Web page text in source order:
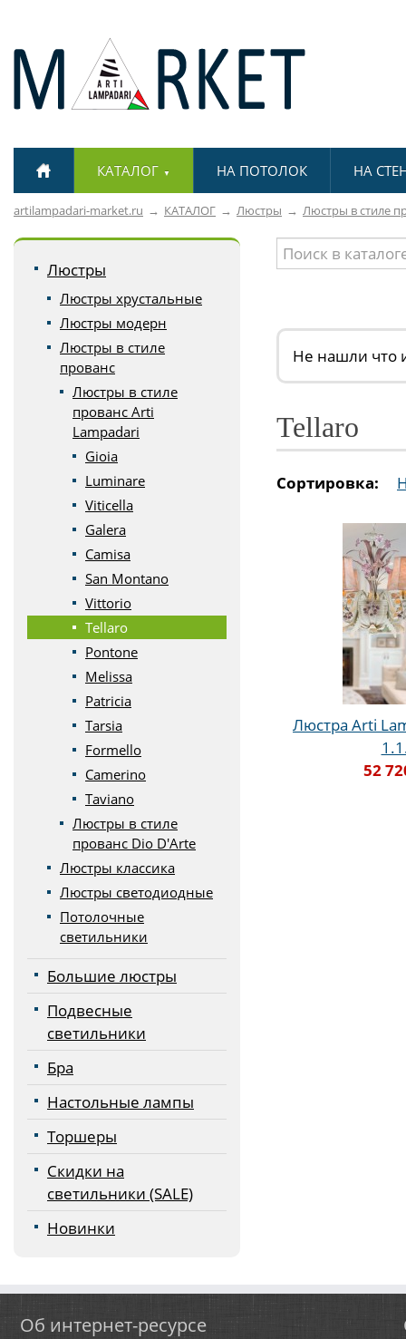
КАТАЛОГ ▼ НА ПОТОЛОК НА
artilampadari-market.ru КАТАЛОГ Люстры Люстры в стиле
Люстры
Люстры хрустальные
Люстры модерн
Люстры в стиле
прованс
Люстры в стиле
прованс Arti
Lampadari
Gioia
Luminare
Viticella
Galera
Camisa
San Montano
Vittorio
Tellaro
Pontone
Melissa
Patricia
Tarsia
Formello
Camerino
Taviano
Люстры в стиле
прованс Dio D'Arte
Люстры классика
Люстры светодиодные
Потолочные
светильники
Большие люстры
Подвесные
светильники
Бра
Настольные лампы
Торшеры
Скидки на
светильники (SALE)
Новинки
Не нашли что
Tellaro
Сортировка:
Люстра Arti
52
Об интернет-ресурсе